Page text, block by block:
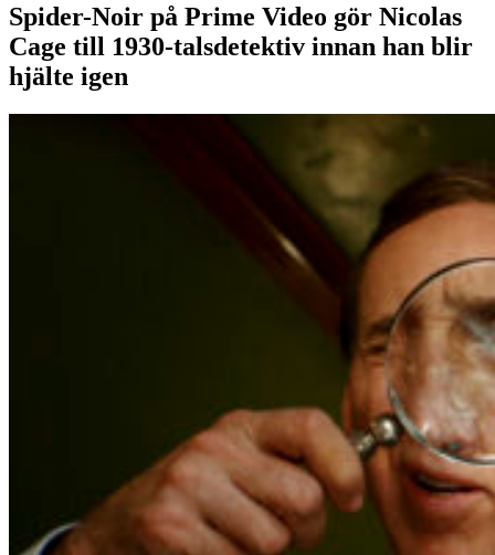
Spider-Noir på Prime Video gör Nicolas
Cage till 1930-talsdetektiv innan han blir
hjälte igen